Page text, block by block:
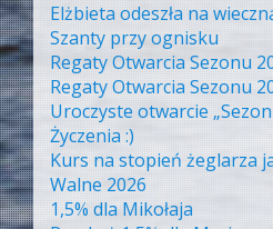
Elżbieta odeszła na
Szanty przy ognisku
Regaty Otwarcia Sezonu
Regaty Otwarcia Sezonu
Uroczyste otwarcie
Życzenia :)
Kurs na stopień żeglarza
Walne 2026
1,5% dla Mikołaja